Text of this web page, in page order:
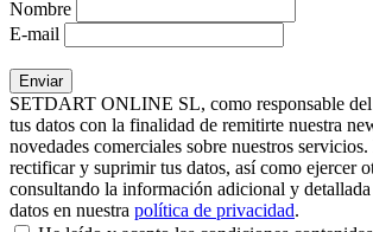
Nombre
E-mail
SETDART ONLINE SL, como responsable del
tus datos con la finalidad de remitirte nuestra
novedades comerciales sobre nuestros servicios.
rectificar y suprimir tus datos, así como ejercer
consultando la información adicional y
datos en nuestra política de privacidad.